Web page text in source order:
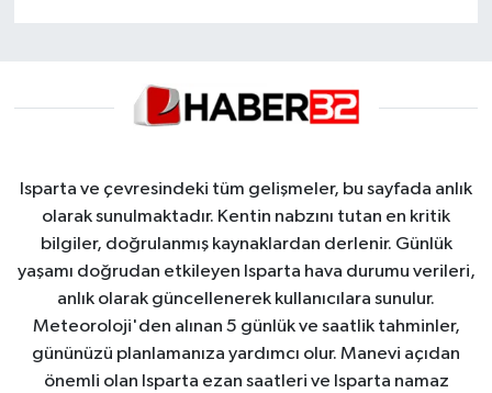
Isparta ve çevresindeki tüm gelişmeler, bu sayfada anlık
olarak sunulmaktadır. Kentin nabzını tutan en kritik
bilgiler, doğrulanmış kaynaklardan derlenir. Günlük
yaşamı doğrudan etkileyen Isparta hava durumu verileri,
anlık olarak güncellenerek kullanıcılara sunulur.
Meteoroloji'den alınan 5 günlük ve saatlik tahminler,
gününüzü planlamanıza yardımcı olur. Manevi açıdan
önemli olan Isparta ezan saatleri ve Isparta namaz